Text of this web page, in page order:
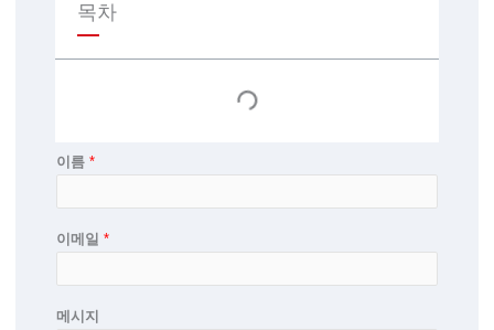
p
목차
이름 *
이메일 *
메시지